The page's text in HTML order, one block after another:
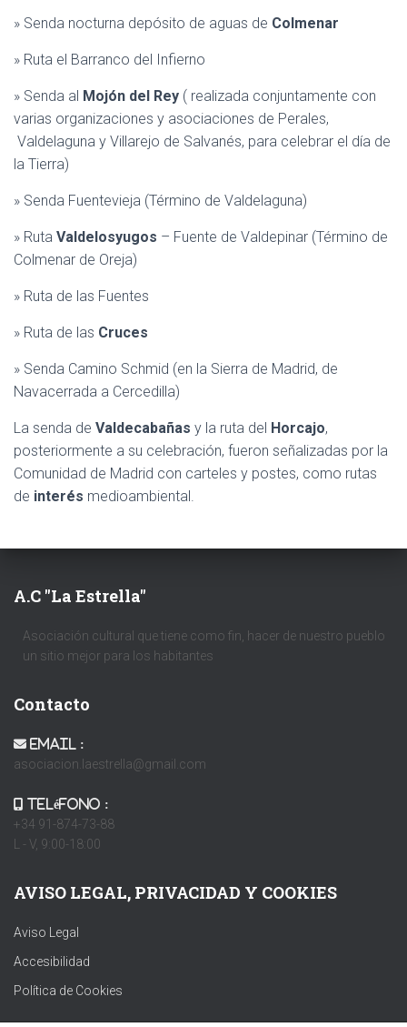
» Senda nocturna depósito de aguas de Colmenar
» Ruta el Barranco del Infierno
» Senda al Mojón del Rey ( realizada conjuntamente con
varias organizaciones y asociaciones de Perales,
Valdelaguna y Villarejo de Salvanés, para celebrar el día de
la Tierra)
» Senda Fuentevieja (Término de Valdelaguna)
» Ruta Valdelosyugos – Fuente de Valdepinar (Término de
Colmenar de Oreja)
» Ruta de las Fuentes
» Ruta de las Cruces
» Senda Camino Schmid (en la Sierra de Madrid, de
Navacerrada a Cercedilla)
La senda de Valdecabañas y la ruta del Horcajo,
posteriormente a su celebración, fueron señalizadas por la
Comunidad de Madrid con carteles y postes, como rutas
de interés medioambiental.
A.C "La Estrella"
Asociación cultural que tiene como fin, hacer de nuestro pueblo
un sitio mejor para los habitantes
Contacto
Email :
asociacion.laestrella@gmail.com
Teléfono :
+34 91-874-73-88
L - V, 9:00-18:00
AVISO LEGAL, PRIVACIDAD Y COOKIES
Aviso Legal
Accesibilidad
Política de Cookies